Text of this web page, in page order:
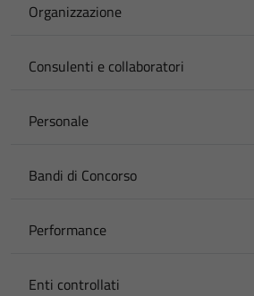
Organizzazione
Consulenti e collaboratori
Personale
Bandi di Concorso
Performance
Enti controllati